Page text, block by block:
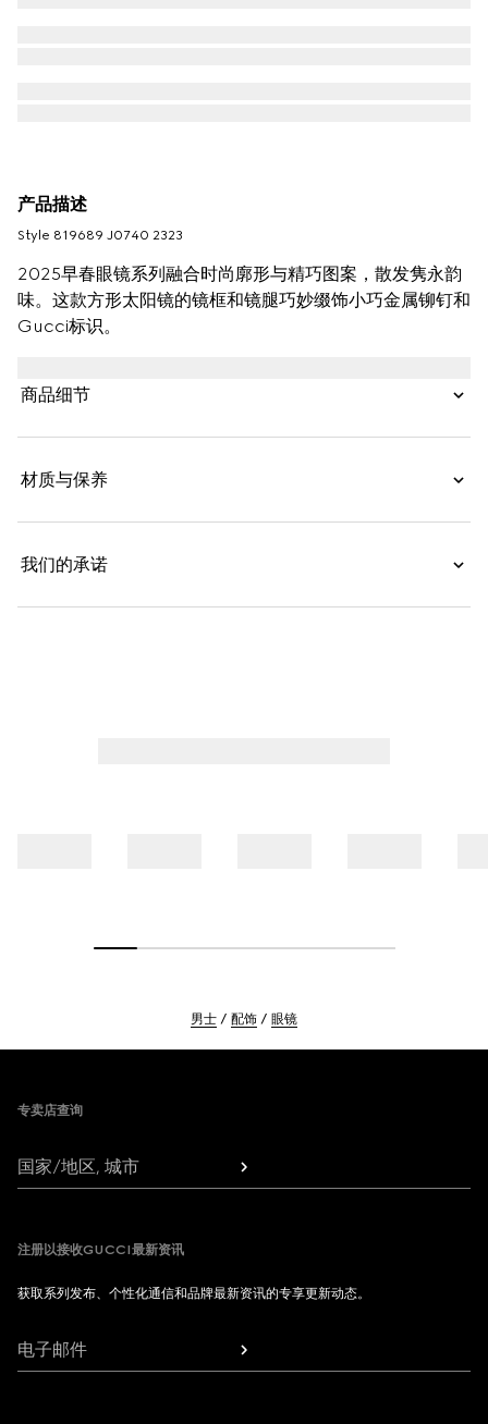
产品描述
Style ‎819689 J0740 2323
2025早春眼镜系列融合时尚廓形与精巧图案，散发隽永韵
味。这款方形太阳镜的镜框和镜腿巧妙缀饰小巧金属铆钉和
Gucci标识。
商品细节
材质与保养
我们的承诺
男士 配饰 眼镜
专卖店查询
国家/地区, 城市
注册以接收GUCCI最新资讯
获取系列发布、个性化通信和品牌最新资讯的专享更新动态。
电子邮件